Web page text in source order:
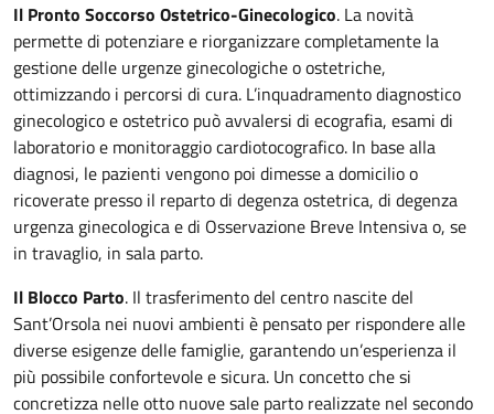
Il Pronto Soccorso Ostetrico-Ginecologico. La novità
permette di potenziare e riorganizzare completamente la
gestione delle urgenze ginecologiche o ostetriche,
ottimizzando i percorsi di cura. L’inquadramento diagnostico
ginecologico e ostetrico può avvalersi di ecografia, esami di
laboratorio e monitoraggio cardiotocografico. In base alla
diagnosi, le pazienti vengono poi dimesse a domicilio o
ricoverate presso il reparto di degenza ostetrica, di degenza
urgenza ginecologica e di Osservazione Breve Intensiva o, se
in travaglio, in sala parto.
Il Blocco Parto. Il trasferimento del centro nascite del
Sant’Orsola nei nuovi ambienti è pensato per rispondere alle
diverse esigenze delle famiglie, garantendo un’esperienza il
più possibile confortevole e sicura. Un concetto che si
concretizza nelle otto nuove sale parto realizzate nel secondo